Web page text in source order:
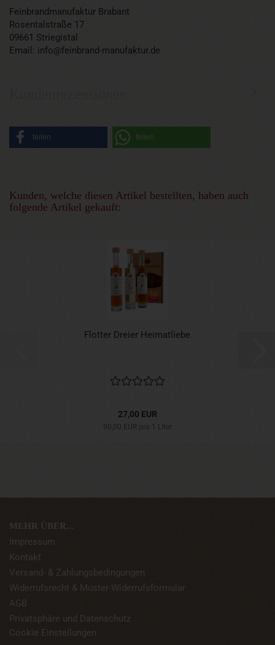
Feinbrandmanufaktur Brabant
Rosentalstraße 17
09661 Striegistal
Email: info@feinbrand-manufaktur.de
teilen teilen
Kunden, welche diesen Artikel bestellten, haben auch
folgende Artikel gekauft:
Flotter Dreier Heimatliebe
27,00 EUR
90,00 EUR pro 1 Liter
MEHR ÜBER...
Impressum
Kontakt
Versand- & Zahlungsbedingungen
Widerrufsrecht & Muster-Widerrufsformular
AGB
Privatsphäre und Datenschutz
Cookie Einstellungen